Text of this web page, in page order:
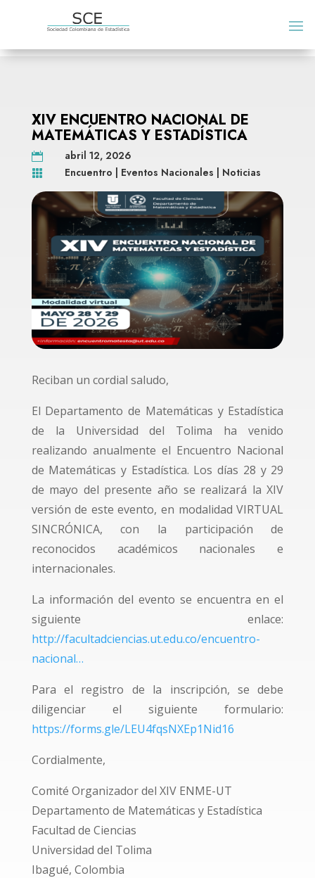
XIV ENCUENTRO NACIONAL DE
MATEMÁTICAS Y ESTADÍSTICA
 abril 12, 2026
 Encuentro | Eventos Nacionales | Noticias
Reciban un cordial saludo,
El Departamento de Matemáticas y Estadística
de la Universidad del Tolima ha venido
realizando anualmente el Encuentro Nacional
de Matemáticas y Estadística. Los días 28 y 29
de mayo del presente año se realizará la XIV
versión de este evento, en modalidad VIRTUAL
SINCRÓNICA, con la participación de
reconocidos académicos nacionales e
internacionales.
La información del evento se encuentra en el
siguiente enlace:
http://facultadciencias.ut.edu.co/encuentro-
nacional…
Para el registro de la inscripción, se debe
diligenciar el siguiente formulario:
https://forms.gle/LEU4fqsNXEp1Nid16
Cordialmente,
Comité Organizador del XIV ENME-UT
Departamento de Matemáticas y Estadística
Facultad de Ciencias
Universidad del Tolima
Ibagué, Colombia